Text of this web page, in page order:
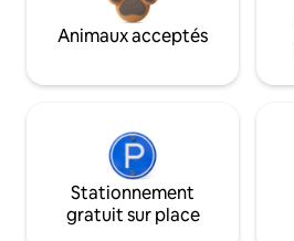
Animaux acceptés
Stationnement
gratuit sur place